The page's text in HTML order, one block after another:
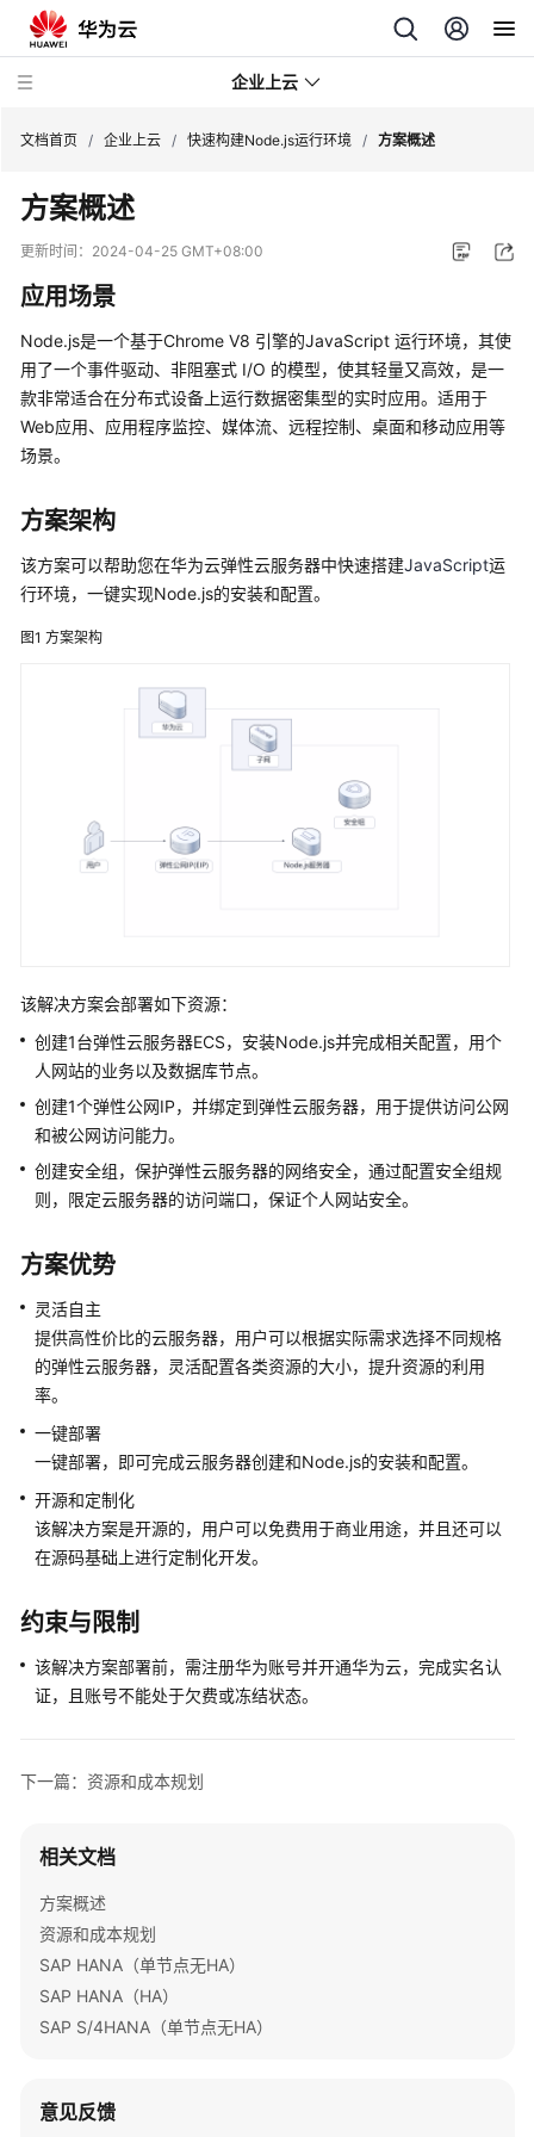
企业上云
SAP
监
下
载
加
速
球
数
据
传
加
心
数
据
上
云
应
容
器
化
上
云
Linux
服
务
器
迁
移
上
于
Discuz
搭
坛
基
于
Tomcat
快
速
Java
web
文档首页 / 企业上云 / 快速构建Node.js运行环境 / 方案概述
方案概述
更新时间： 2024-04-25 GMT+08:00
应用场景
Node.js是一个基于Chrome V8 引擎的JavaScript 运行环境，其使
用了一个事件驱动、非阻塞式 I/O 的模型，使其轻量又高效，是一
款非常适合在分布式设备上运行数据密集型的实时应用。适用于
Web应用、应用程序监控、媒体流、远程控制、桌面和移动应用等
场景。
方案架构
该方案可以帮助您在华为云弹性云服务器中快速搭建JavaScript运
行环境，一键实现Node.js的安装和配置。
图1 方案架构
该解决方案会部署如下资源：
创建1台弹性云服务器ECS，安装Node.js并完成相关配置，用个
人网站的业务以及数据库节点。
创建1个弹性公网IP，并绑定到弹性云服务器，用于提供访问公网
和被公网访问能力。
创建安全组，保护弹性云服务器的网络安全，通过配置安全组规
则，限定云服务器的访问端口，保证个人网站安全。
方案优势
灵活自主
提供高性价比的云服务器，用户可以根据实际需求选择不同规格
的弹性云服务器，灵活配置各类资源的大小，提升资源的利用
率。
一键部署
一键部署，即可完成云服务器创建和Node.js的安装和配置。
开源和定制化
该解决方案是开源的，用户可以免费用于商业用途，并且还可以
在源码基础上进行定制化开发。
约束与限制
该解决方案部署前，需注册华为账号并开通华为云，完成实名认
证，且账号不能处于欠费或冻结状态。
下一篇：资源和成本规划
相关文档
方案概述
资源和成本规划
SAP HANA（单节点无HA）
SAP HANA（HA）
SAP S/4HANA（单节点无HA）
意见反馈